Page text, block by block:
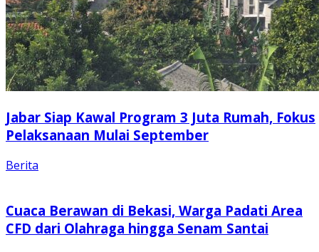
Jabar Siap Kawal Program 3 Juta Rumah, Fokus
Pelaksanaan Mulai September
Berita
Cuaca Berawan di Bekasi, Warga Padati Area
CFD dari Olahraga hingga Senam Santai